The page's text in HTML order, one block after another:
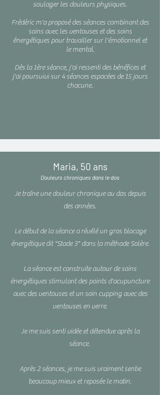
soulager les douleurs physiques.
Frédéric m'a proposé des séances combinant des
soins avec les ventouses et des soins
énergétiques pour travailler sur l'émotionnel et
le mental.
Dès la 1ère séance, j'ai ressenti des bénéfices et
j'ai poursuivi sur 4 séances espacées de 15 jours
chacune.
Maria, 50 ans
Douleurs chroniques dans le dos
Je traîne une douleur chronique au dos depuis
des années.
Le début de la séance a révélé un gros blocage
énergétique dit "Stade 3" dans la méthode Solère.
La séance est construite autour de soins
énergétiques stimulant des points d'acupuncture
avec des ventouses et un soin cupping avec des
ventouses en verre.
Je me suis senti vidée et détendue après la
séance.
Après 2 séances, je me suis vraiment sentie
beaucoup mieux et reposée le matin.